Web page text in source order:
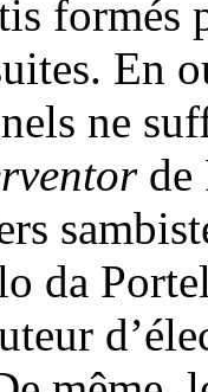
formés
En
ne
de
da